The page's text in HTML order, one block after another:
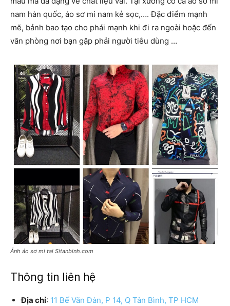
nam hàn quốc, áo sơ mi nam kẻ sọc,…. Đặc điểm mạnh
mẽ, bảnh bao tạo cho phái mạnh khi đi ra ngoài hoặc đến
văn phòng nơi bạn gặp phải người tiêu dùng …
Ảnh áo sơ mi tại Sitanbinh.com
Thông tin liên hệ
Địa chỉ: 11 Bế Văn Đàn, P 14, Q Tân Bình, TP HCM